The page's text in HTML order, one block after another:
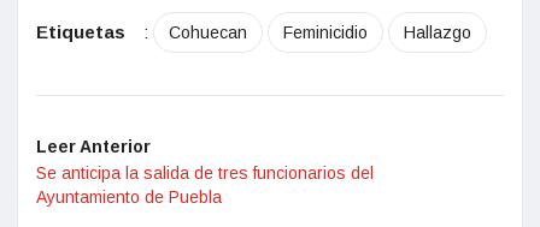
Etiquetas : Cohuecan Feminicidio Hallazgo
Leer Anterior
Se anticipa la salida de tres funcionarios del
Ayuntamiento de Puebla